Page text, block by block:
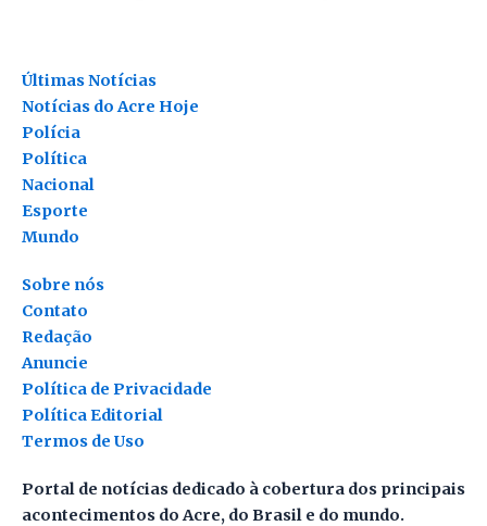
Últimas Notícias
Notícias do Acre Hoje
Polícia
Política
Nacional
Esporte
Mundo
Contato
Redação
Anuncie
Política de Privacidade
Política Editorial
Termos de Uso
Sobre nós
Portal de notícias dedicado à cobertura dos principais
acontecimentos do Acre, do Brasil e do mundo.